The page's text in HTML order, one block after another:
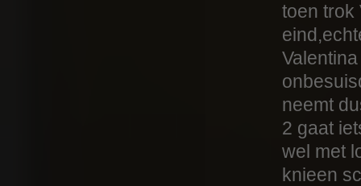
toen trok
neemt
2 gaat
wel met
knieen